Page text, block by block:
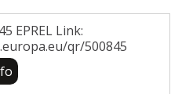
EPREL Link:
qr/500845